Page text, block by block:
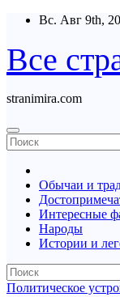
Перейти
содержимому
Вс. Авг 9th,
Все
stranimira.com
Обычаи и
Интересные
Народы
Истории и
Политическое